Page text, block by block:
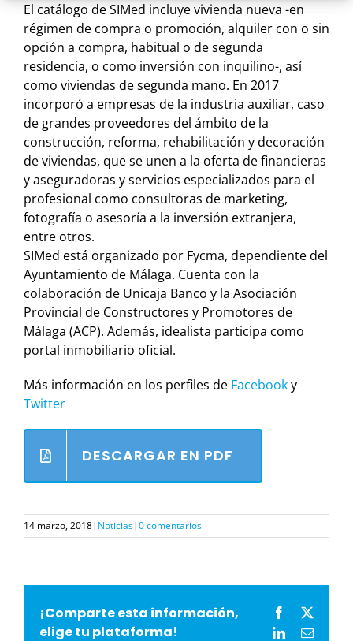
El catálogo de SIMed incluye vivienda nueva -en
régimen de compra o promoción, alquiler con o sin
opción a compra, habitual o de segunda
residencia, o como inversión con inquilino-, así
como viviendas de segunda mano. En 2017
incorporó a empresas de la industria auxiliar, caso
de grandes proveedores del ámbito de la
construcción, reforma, rehabilitación y decoración
de viviendas, que se unen a la oferta de financieras
y aseguradoras y servicios especializados para el
profesional como consultoras de marketing,
fotografía o asesoría a la inversión extranjera,
entre otros.
SIMed está organizado por Fycma, dependiente del
Ayuntamiento de Málaga. Cuenta con la
colaboración de Unicaja Banco y la Asociación
Provincial de Constructores y Promotores de
Málaga (ACP). Además, idealista participa como
portal inmobiliario oficial.
Más información en los perfiles de Facebooky
Twitter
DESCARGAR EN PDF
14 marzo, 2018| Noticias|0 comentarios
¡Comparte esta información,
elige tu plataforma!
Facebook
LinkedInCorreo